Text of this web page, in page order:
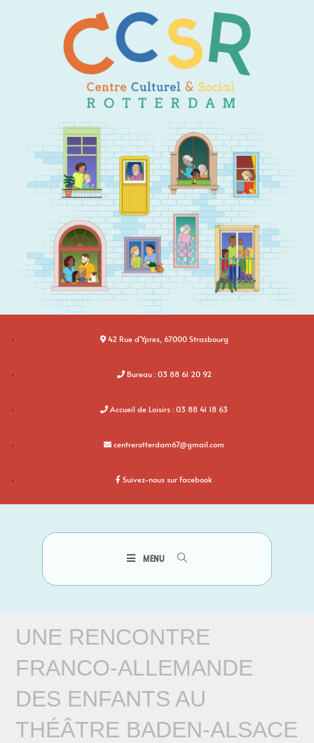
42 Rue d'Ypres, 67000 Strasbourg
Bureau : 03 88 61 20 92
Accueil de Loisirs : 03 88 41 18 63
centrerotterdam67@gmail.com
Suivez-nous sur Facebook
MENU
UNE RENCONTRE
FRANCO-ALLEMANDE
DES ENFANTS AU
THÉÂTRE BADEN-ALSACE